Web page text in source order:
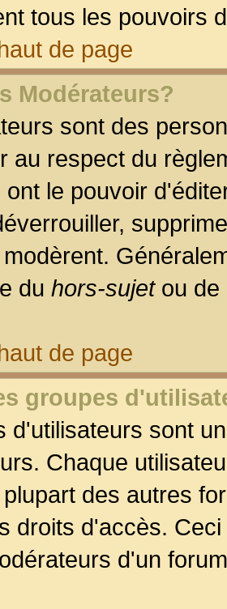
tous les pouvoirs
de page
Modérateurs?
sont des
au respect du
ont le pouvoir
du hors-sujetou de
de page
groupes
d'utilisateurs sont
Chaque
des autres
droits d'accès.
d'un